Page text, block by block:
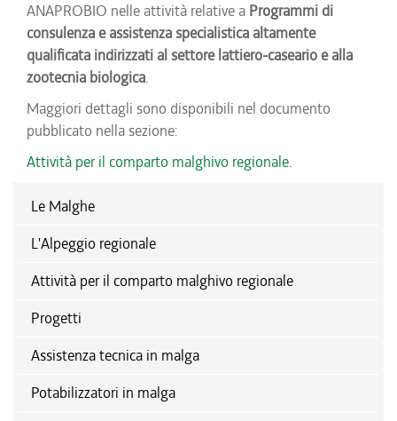
ANAPROBIO nelle attività relative a Programmi di
consulenza e assistenza specialistica altamente
qualificata indirizzati al settore lattiero-caseario e alla
zootecnia biologica.
Maggiori dettagli sono disponibili nel documento
pubblicato nella sezione:
Attività per il comparto malghivo regionale.
Le Malghe
L'Alpeggio regionale
Attività per il comparto malghivo regionale
Progetti
Assistenza tecnica in malga
Potabilizzatori in malga